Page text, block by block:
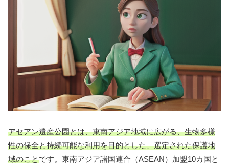
アセアン遺産公園とは、東南アジア地域に広がる、生物多様
性の保全と持続可能な利用を目的とした、選定された保護地
域のことです。東南アジア諸国連合（ASEAN）加盟10カ国と